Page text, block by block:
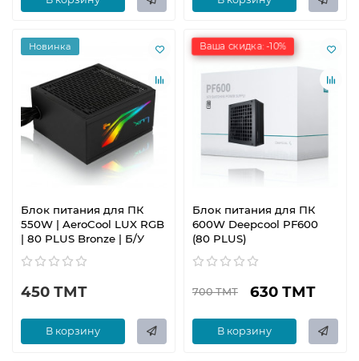
Новинка
Блок питания для ПК
550W | AeroCool LUX RGB
| 80 PLUS Bronze | Б/У
450 ТМТ
В корзину
Ваша скидка: -10%
Блок питания для ПК
600W Deepcool PF600
(80 PLUS)
700 ТМТ 630 ТМТ
В корзину